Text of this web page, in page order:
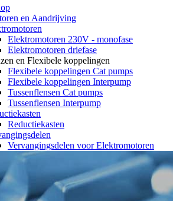
en Aandrijving
Elektromotoren 230V - monofase
Elektromotoren driefase
en Flexibele koppelingen
Flexibele koppelingen Cat pumps
Flexibele koppelingen Interpump
Tussenflensen Cat pumps
Tussenflensen Interpump
Reductiekasten
Vervangingsdelen voor Elektromotoren